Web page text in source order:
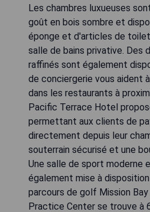
Les chambres luxueuses
goût en bois sombre et
éponge et d'articles de
salle de bains privative. Des
raffinés sont également
de conciergerie vous aident
dans les restaurants à
Pacific Terrace Hotel
permettant aux clients de
directement depuis leur
souterrain sécurisé et une
Une salle de sport moderne
également mise à
parcours de golf Mission Bay
Practice Center se trouve à